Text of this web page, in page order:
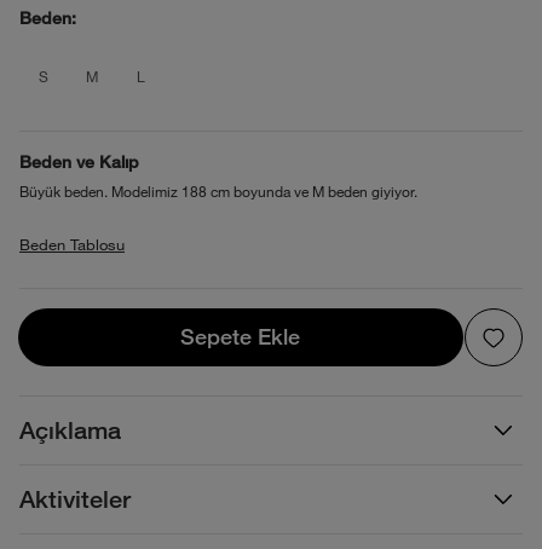
Beden:
S M L
Beden ve Kalıp
Büyük beden. Modelimiz 188 cm boyunda ve M beden giyiyor.
Beden Tablosu
Sepete Ekle
Sepete Ekle
Açıklama
Aktiviteler